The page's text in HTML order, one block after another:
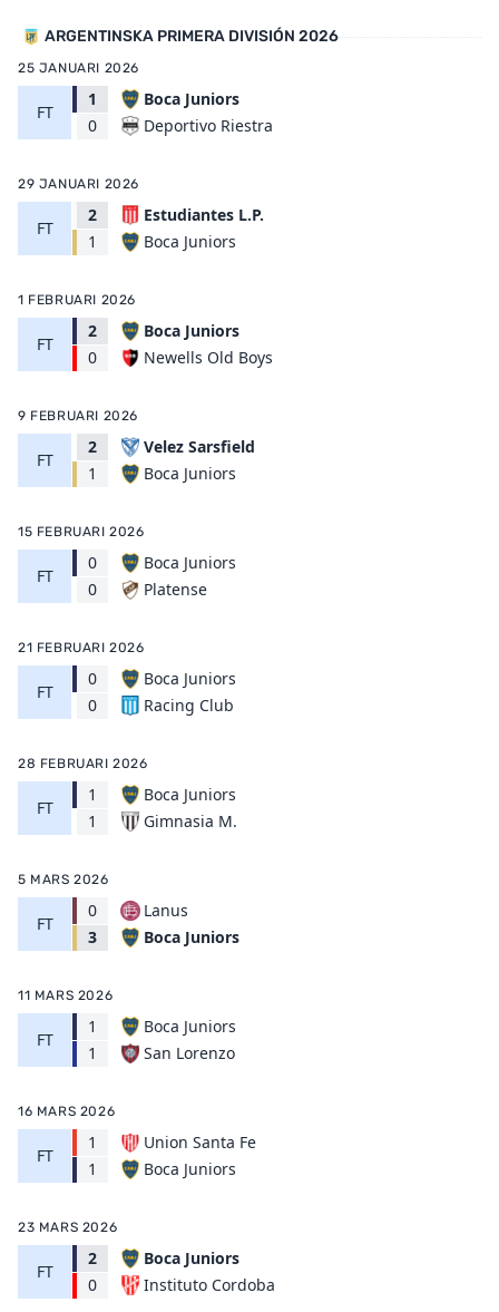
ARGENTINSKA PRIMERA DIVISIÓN 2026
25 JANUARI 2026
FT
1
0
Boca Juniors
Deportivo Riestra
29 JANUARI 2026
FT
2
1
Estudiantes L.P.
Boca Juniors
1 FEBRUARI 2026
FT
2
0
Boca Juniors
Newells Old Boys
9 FEBRUARI 2026
FT
2
1
Velez Sarsfield
Boca Juniors
15 FEBRUARI 2026
FT
0
0
Boca Juniors
Platense
21 FEBRUARI 2026
FT
0
0
Boca Juniors
Racing Club
28 FEBRUARI 2026
FT
1
1
Boca Juniors
Gimnasia M.
5 MARS 2026
FT
0
3
Lanus
Boca Juniors
11 MARS 2026
FT
1
1
Boca Juniors
San Lorenzo
16 MARS 2026
FT
1
1
Union Santa Fe
Boca Juniors
23 MARS 2026
FT
2
0
Boca Juniors
Instituto Cordoba